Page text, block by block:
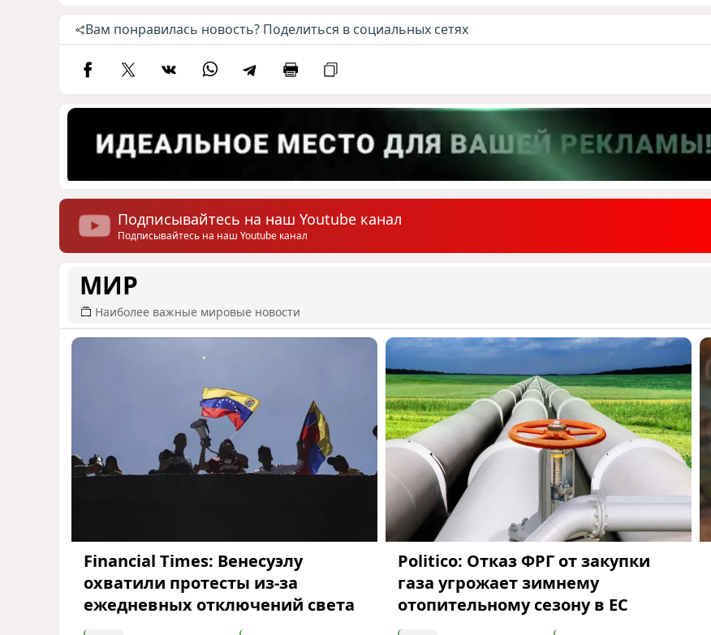
Вам понравилась новость? Поделиться в социальных сетях
Подписывайтесь на наш Youtube канал
Подписывайтесь на наш Youtube канал
МИР
Наиболее важные мировые новости
Financial Times: Венесуэлу
охватили протесты из-за
ежедневных отключений света
Politico: Отказ ФРГ от закупки
газа угрожает зимнему
отопительному сезону в ЕС